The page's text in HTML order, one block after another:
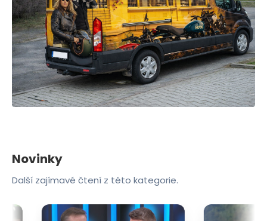
Novinky
Další zajímavé čtení z této kategorie.